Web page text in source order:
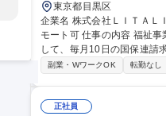
東京都目黒区
企業名 株式会社ＬＩＴＡＬＩＣＯ 求人名 【自社金融サービスの運営事務】資金面から福祉
モート可 仕事の内容 福祉事業所の「資金繰り」をサポートするファクタリングサービスのカスタマーサポートと
して、毎月10日の国保連請
でご担当。 【詳細】■利用顧客対応・一次受付(電話・メール):新規・既存顧客からのサービス利用手続き、買取申
申請額との照合、返戻リス
成および顧客への実行通知■契
副業・WワークOK 転勤なし
正社員